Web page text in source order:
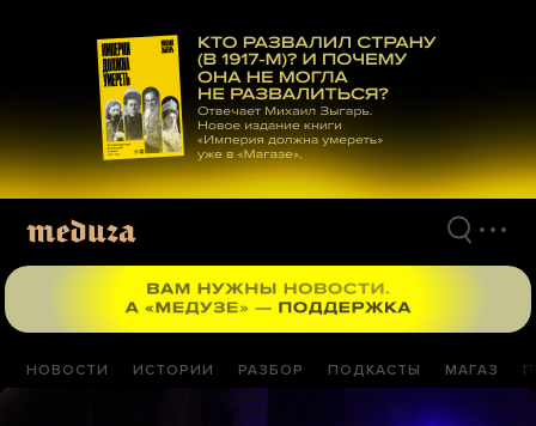
материалам
НОВОСТИ ИСТОРИИ РАЗБОР ПОДКАСТЫ МАГАЗ